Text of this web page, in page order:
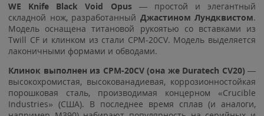
WE Knife Black Void Opus— простой и элегантный
складной нож, разработанный Джастином Лундквистом.
Модель оснащена титановой рукоятью со вставками из
Twill CF и клинком из стали CPM-20CV. Модель выделяется
лаконичными формами и обводами.
Клинок выполнен из CPM-20CV (она же Duratech CV20) —
высокохромистая, высокованадиевая, коррозионностойкая
порошковая сталь, производимая концерном «Crucible
Industries» (США). В последнее время сплав (и аналоги,